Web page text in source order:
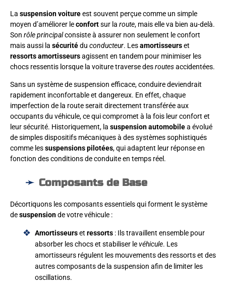
La suspension voitureest souvent perçue comme un simple
moyen d’améliorer leconfortsur la route, mais elle va bien au-delà.
Son rôle principalconsiste à assurer non seulement le confort
mais aussi la sécuritédu conducteur. Lesamortisseurset
ressorts amortisseursagissent en tandem pour minimiser les
chocs ressentis lorsque la voiture traverse desroutesaccidentées.
Sans un système de suspension efficace, conduire deviendrait
rapidement inconfortable et dangereux. En effet, chaque
imperfection de la route serait directement transférée aux
occupants du véhicule, ce qui compromet à la fois leur confort et
leur sécurité. Historiquement, la suspension automobilea évolué
de simples dispositifs mécaniques à des systèmes sophistiqués
comme lessuspensions pilotées, qui adaptent leur réponse en
fonction des conditions de conduite en temps réel.
Composants de Base
Décortiquons les composants essentiels qui forment le système
desuspensionde votre véhicule :
Amortisseurset ressorts : Ils travaillent ensemble pour
absorber les chocs et stabiliser levéhicule. Les
amortisseurs régulent les mouvements des ressorts et des
autres composants de la suspension afin de limiter les
oscillations.